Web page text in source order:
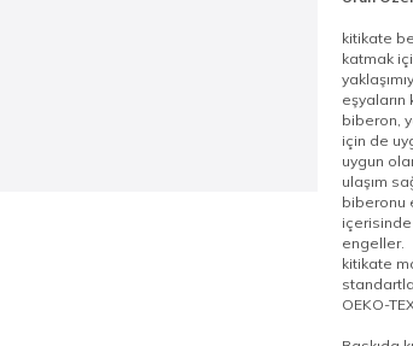
kitikate
katmak
eşyaların
biberon,
için de
uygun
ulaşım
biberonu
içerisinde
engeller.
kitikate
OEKO-